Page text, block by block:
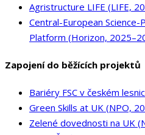
Agristructure LIFE (LIFE,
Central-European
Platform (Horizon,
Zapojení do běžících projektů
Bariéry FSC v českém
Green Skills at UK (NPO,
Zelené dovednosti na UK